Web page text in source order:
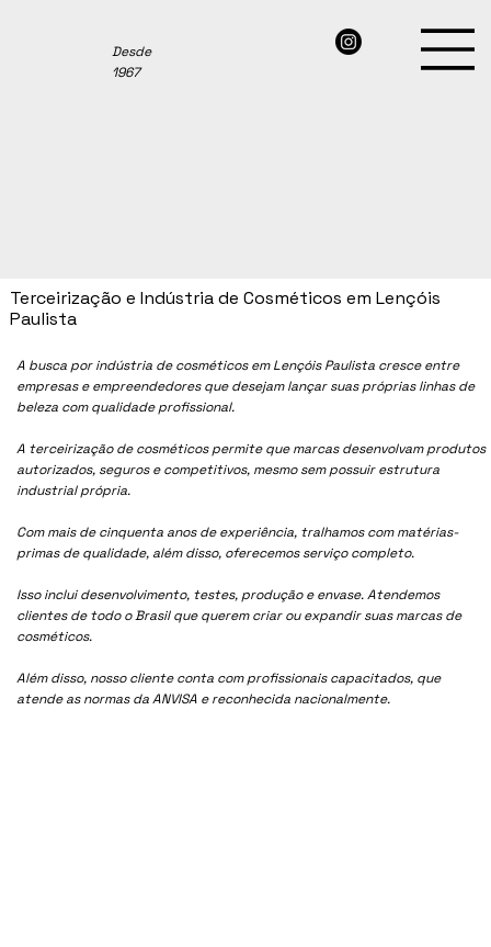
Desde
1967
A busca por indústria de cosméticos emLençóis Paulista cresce entre
empresas e empreendedores que desejam lançar suas próprias linhas de
beleza com qualidade profissional.
A terceirização de cosméticos permite que marcas desenvolvam produtos
autorizados, seguros e competitivos, mesmo sem possuir estrutura
industrial própria.
Com mais de cinquenta anos de experiência, tralhamos com matérias-
primas de qualidade, além disso, oferecemos serviço completo.
Isso inclui desenvolvimento, testes, produção e envase. Atendemos
clientes de todo o Brasil que querem criar ou expandir suas marcas de
cosméticos.
Além disso, nosso cliente conta com profissionais capacitados, que
atende as normas da ANVISA e reconhecida nacionalmente.
Terceirização e Indústria de Cosméticos em Lençóis
Paulista